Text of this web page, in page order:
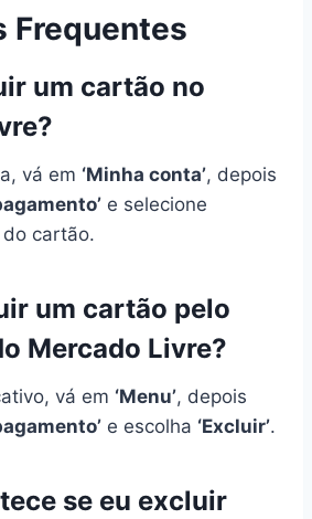
Frequentes
um cartão no
vá em ‘Minha conta’, depois
e selecione
cartão.
um cartão pelo
Mercado Livre?
vá em ‘Menu’, depois
e escolha ‘Excluir’.
se eu excluir